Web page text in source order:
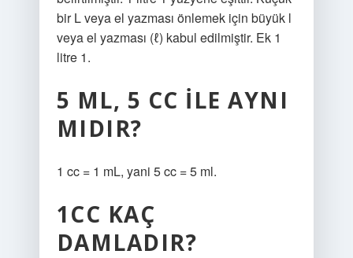
bir L veya el yazması önlemek için büyük l
veya el yazması (ℓ) kabul edilmiştir. Ek 1
litre 1.
5 ML, 5 CC ILE AYNI
MIDIR?
1 cc = 1 mL, yani 5 cc = 5 ml.
1CC KAÇ
DAMLADIR?